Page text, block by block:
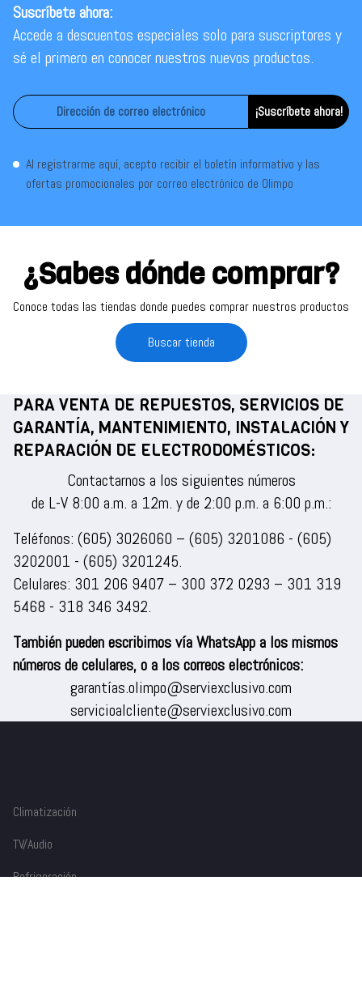
Suscríbete ahora:
Accede a descuentos especiales solo para suscriptores y
sé el primero en conocer nuestros nuevos productos.
¡Suscríbete ahora!
Al registrarme aquí, acepto recibir el boletín informativo y las
ofertas promocionales por correo electrónico de Olimpo
¿Sabes dónde comprar?
Conoce todas las tiendas donde puedes comprar nuestros productos
Buscar tienda
PARA VENTA DE REPUESTOS, SERVICIOS DE
GARANTÍA, MANTENIMIENTO, INSTALACIÓN Y
REPARACIÓN DE ELECTRODOMÉSTICOS:
Contactarnos a los siguientes números
de L-V 8:00 a.m. a 12m. y de 2:00 p.m. a 6:00 p.m.:
Teléfonos: (605) 3026060 – (605) 3201086 - (605)
3202001 - (605) 3201245.
Celulares: 301 206 9407 – 300 372 0293 – 301 319
5468 - 318 346 3492.
También pueden escribirnos vía WhatsApp a los mismos
números de celulares, o a los correos electrónicos:
garantías.olimpo@serviexclusivo.com
servicioalcliente@serviexclusivo.com
Climatización
TV/Audio
Refrigeración